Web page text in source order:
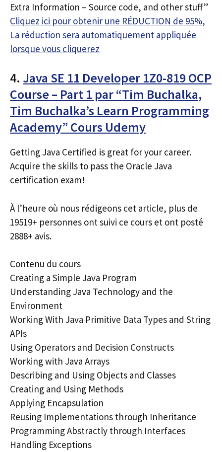
Extra Information – Source code, and other stuff”
Cliquez ici pour obtenir une RÉDUCTION de 95%,
La réduction sera automatiquement appliquée
lorsque vous cliquerez
4. Java SE 11 Developer 1Z0-819 OCP
Course – Part 1 par “Tim Buchalka,
Tim Buchalka’s Learn Programming
Academy” Cours Udemy
Getting Java Certified is great for your career.
Acquire the skills to pass the Oracle Java
certification exam!
À l’heure où nous rédigeons cet article, plus de
19519+ personnes ont suivi ce cours et ont posté
2888+ avis.
Contenu du cours
Creating a Simple Java Program
Understanding Java Technology and the
Environment
Working With Java Primitive Data Types and String
APIs
Using Operators and Decision Constructs
Working with Java Arrays
Describing and Using Objects and Classes
Creating and Using Methods
Applying Encapsulation
Reusing Implementations through Inheritance
Programming Abstractly through Interfaces
Handling Exceptions